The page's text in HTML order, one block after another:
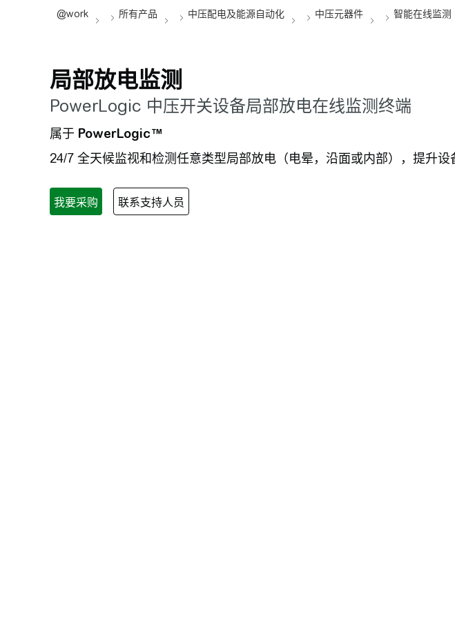
局部放电监测
PowerLogic 中压开关设备局部放电在线监测终端
属于 PowerLogic™
24/7 全天候监视和检测任意类型局部放电（电晕，沿面或内部），提升设